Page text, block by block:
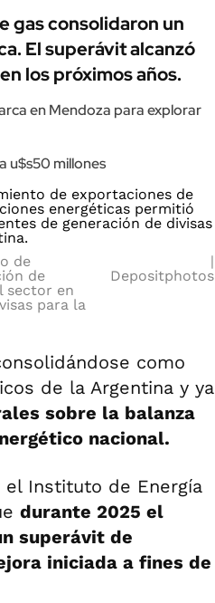
gas consolidaron un
El superávit alcanzó
los próximos años.
en Mendoza para explorar
u$s50 millones
de
de
sector en
para la
Depositphotos
como
de la Argentina y ya
sobre la balanza
nacional.
Instituto de Energía
durante 2025 el
superávit de
iniciada a fines de